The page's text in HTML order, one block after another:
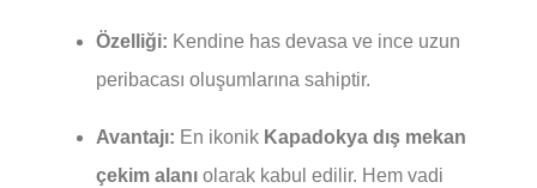
Özelliği: Kendine has devasa ve ince uzun
peribacası oluşumlarına sahiptir.
Avantajı: En ikonik Kapadokya dış mekan
çekim alanı olarak kabul edilir. Hem vadi